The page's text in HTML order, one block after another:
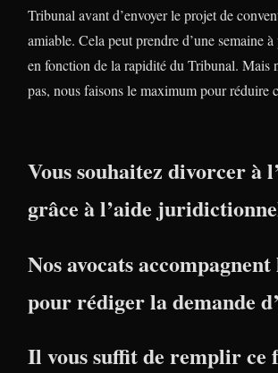
Tribunal avant d’envoyer le projet de
amiable. Cela peut prendre d’une semaine
en fonction de la rapidité du Tribunal. Mais
pas, nous faisons le maximum pour réduire
Vous souhaitez divorcer à
grâce à l’aide
Nos avocats
pour rédiger la demande
Il vous suffit de remplir ce